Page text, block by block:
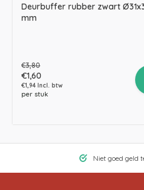
Deurbuffer rubber zwart
mm
€3,80
€1,60
€1,94 Incl. btw
per stuk
Niet goed geld